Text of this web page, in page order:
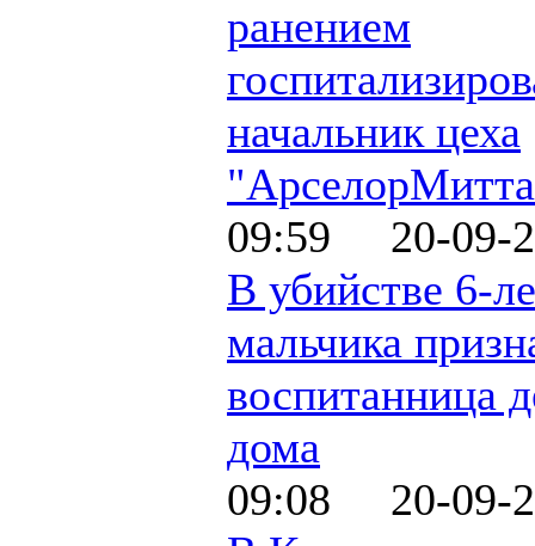
ранением
начальник цеха
09:59 20-09-
В убийстве 6-
мальчика
воспитанница
дома
09:08 20-09-